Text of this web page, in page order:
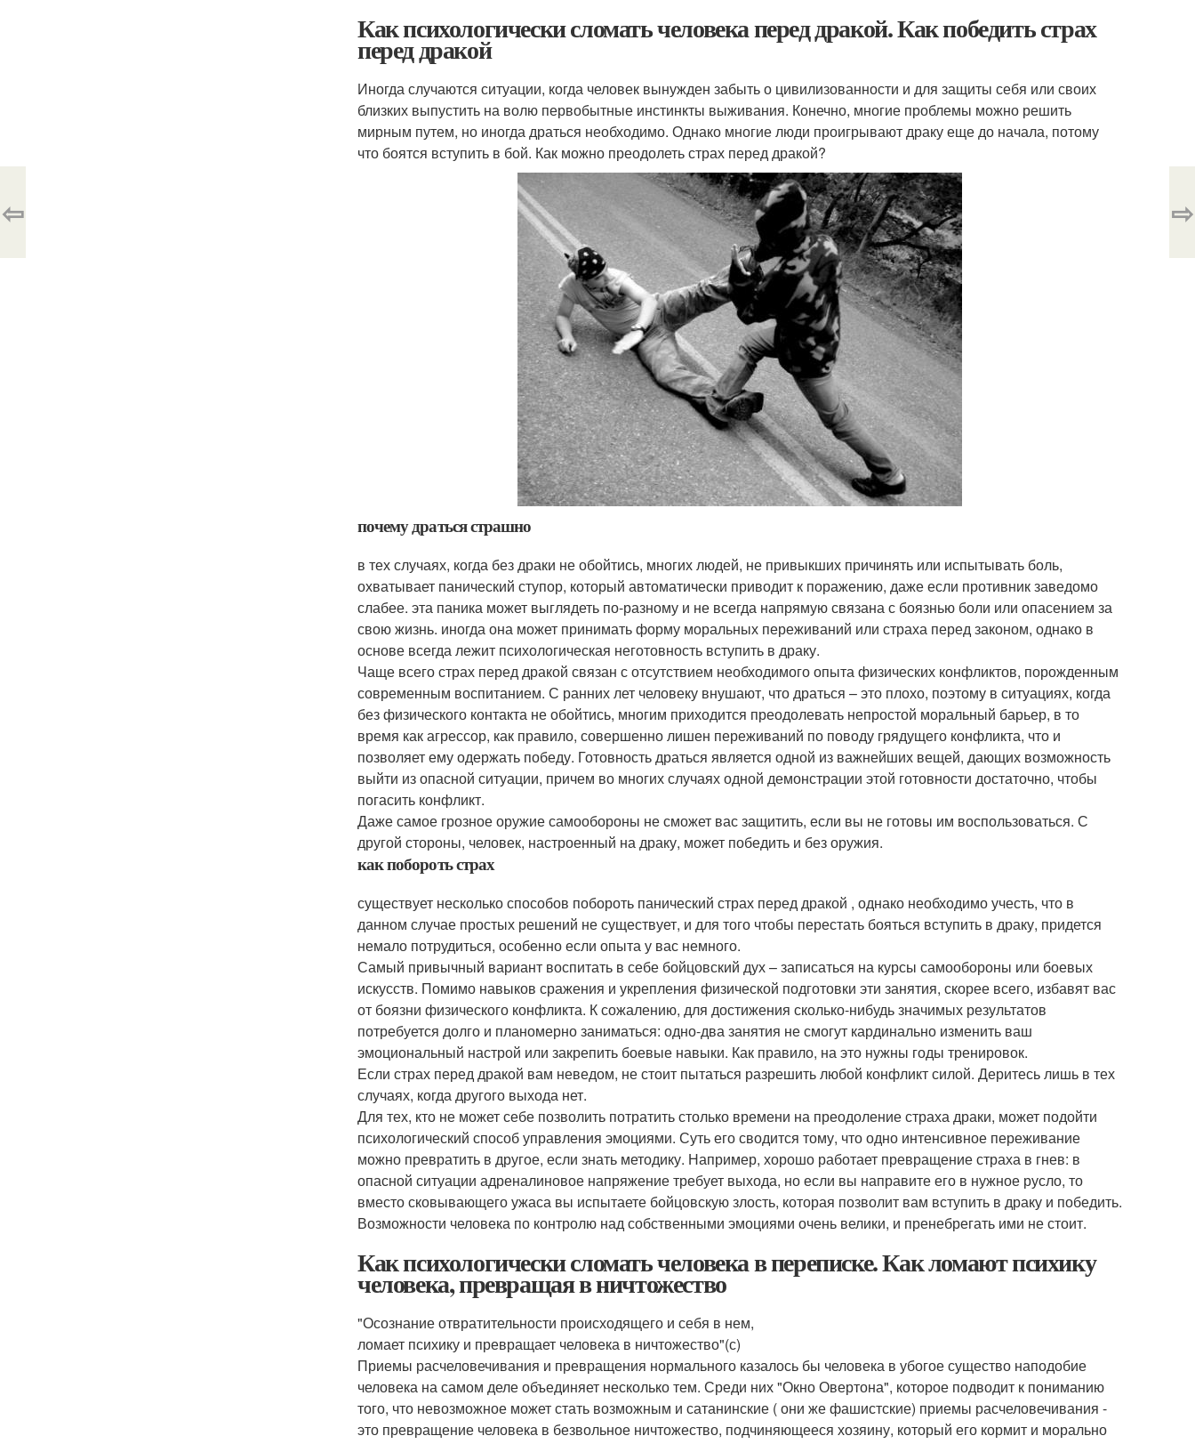
Как психологически сломать человека перед дракой. Как победить страх
перед дракой
Иногда случаются ситуации, когда человек вынужден забыть о цивилизованности и для защиты себя или своих
близких выпустить на волю первобытные инстинкты выживания. Конечно, многие проблемы можно решить
мирным путем, но иногда драться необходимо. Однако многие люди проигрывают драку еще до начала, потому
что боятся вступить в бой. Как можно преодолеть страх перед дракой?
почему драться страшно
в тех случаях, когда без драки не обойтись, многих людей, не привыкших причинять или испытывать боль,
охватывает панический ступор, который автоматически приводит к поражению, даже если противник заведомо
слабее. эта паника может выглядеть по-разному и не всегда напрямую связана с боязнью боли или опасением за
свою жизнь. иногда она может принимать форму моральных переживаний или страха перед законом, однако в
основе всегда лежит психологическая неготовность вступить в драку.
Чаще всего страх перед дракой связан с отсутствием необходимого опыта физических конфликтов, порожденным
современным воспитанием. С ранних лет человеку внушают, что драться – это плохо, поэтому в ситуациях, когда
без физического контакта не обойтись, многим приходится преодолевать непростой моральный барьер, в то
время как агрессор, как правило, совершенно лишен переживаний по поводу грядущего конфликта, что и
позволяет ему одержать победу. Готовность драться является одной из важнейших вещей, дающих возможность
выйти из опасной ситуации, причем во многих случаях одной демонстрации этой готовности достаточно, чтобы
погасить конфликт.
Даже самое грозное оружие самообороны не сможет вас защитить, если вы не готовы им воспользоваться. С
другой стороны, человек, настроенный на драку, может победить и без оружия.
как побороть страх
существует несколько способов побороть панический страх перед дракой , однако необходимо учесть, что в
данном случае простых решений не существует, и для того чтобы перестать бояться вступить в драку, придется
немало потрудиться, особенно если опыта у вас немного.
Самый привычный вариант воспитать в себе бойцовский дух – записаться на курсы самообороны или боевых
искусств. Помимо навыков сражения и укрепления физической подготовки эти занятия, скорее всего, избавят вас
от боязни физического конфликта. К сожалению, для достижения сколько-нибудь значимых результатов
потребуется долго и планомерно заниматься: одно-два занятия не смогут кардинально изменить ваш
эмоциональный настрой или закрепить боевые навыки. Как правило, на это нужны годы тренировок.
Если страх перед дракой вам неведом, не стоит пытаться разрешить любой конфликт силой. Деритесь лишь в тех
случаях, когда другого выхода нет.
Для тех, кто не может себе позволить потратить столько времени на преодоление страха драки, может подойти
психологический способ управления эмоциями. Суть его сводится тому, что одно интенсивное переживание
можно превратить в другое, если знать методику. Например, хорошо работает превращение страха в гнев: в
опасной ситуации адреналиновое напряжение требует выхода, но если вы направите его в нужное русло, то
вместо сковывающего ужаса вы испытаете бойцовскую злость, которая позволит вам вступить в драку и победить.
Возможности человека по контролю над собственными эмоциями очень велики, и пренебрегать ими не стоит.
Как психологически сломать человека в переписке. Как ломают психику
человека, превращая в ничтожество
"Осознание отвратительности происходящего и себя в нем,
ломает психику и превращает человека в ничтожество"(с)
Приемы расчеловечивания и превращения нормального казалось бы человека в убогое существо наподобие
человека на самом деле объединяет несколько тем. Среди них "Окно Овертона", которое подводит к пониманию
того, что невозможное может стать возможным и сатанинские ( они же фашистские) приемы расчеловечивания -
это превращение человека в безвольное ничтожество, подчиняющееся хозяину, который его кормит и морально
⇦ ⇨